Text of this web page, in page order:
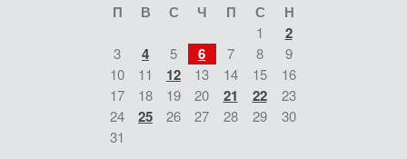
П В С Ч П С Н
1 2
3 4 5 6 7 8
9
10
11 12 13 14 15
16
17
18 19 20 21 22
23
24
25 26 27 28 29
30
31